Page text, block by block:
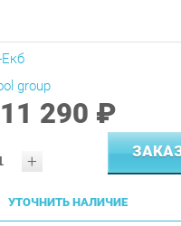
group
290 ₽
+
УТОЧНИТЬ НАЛИЧИЕ
ЗАМЕРЩИКА